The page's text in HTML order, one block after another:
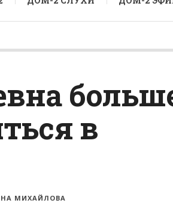
в
МИХАЙЛОВА